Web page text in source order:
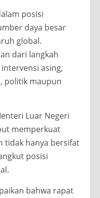
posisi
daya besar
global.
dari langkah
asing,
politik maupun
Luar Negeri
memperkuat
tidak hanya bersifat
posisi
bahwa rapat